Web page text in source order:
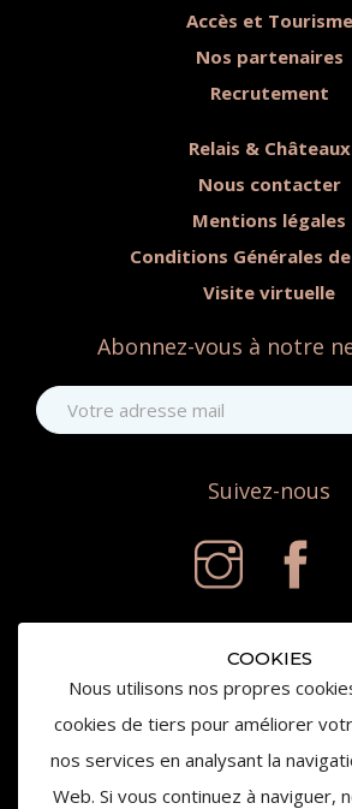
COOKIES
Nous utilisons nos propres
cookies de tiers pour améliorer
nos services en analysant la
Web. Si vous continuez à naviguer,
Accès et Tourisme
Nos partenaires
Recrutement
Relais & Châteaux
Nous contacter
Mentions légales
Conditions Générales
Visite virtuelle
Abonnez-vous à notre
Suivez-nous
© 2020 Château de la Gaude - Tous